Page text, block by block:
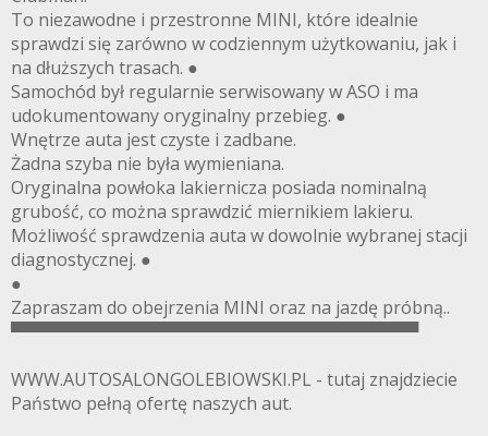
To niezawodne i przestronne MINI, które idealnie
sprawdzi się zarówno w codziennym użytkowaniu, jak i
na dłuższych trasach. ●
Samochód był regularnie serwisowany w ASO i ma
udokumentowany oryginalny przebieg. ●
Wnętrze auta jest czyste i zadbane.
Żadna szyba nie była wymieniana.
Oryginalna powłoka lakiernicza posiada nominalną
grubość, co można sprawdzić miernikiem lakieru.
Możliwość sprawdzenia auta w dowolnie wybranej stacji
diagnostycznej. ●
●
Zapraszam do obejrzenia MINI oraz na jazdę próbną..
▀▀▀▀▀▀▀▀▀▀▀▀▀▀▀▀▀▀▀▀▀▀▀▀▀▀▀▀▀▀▀▀▀▀
WWW.AUTOSALONGOLEBIOWSKI.PL - tutaj znajdziecie
Państwo pełną ofertę naszych aut.